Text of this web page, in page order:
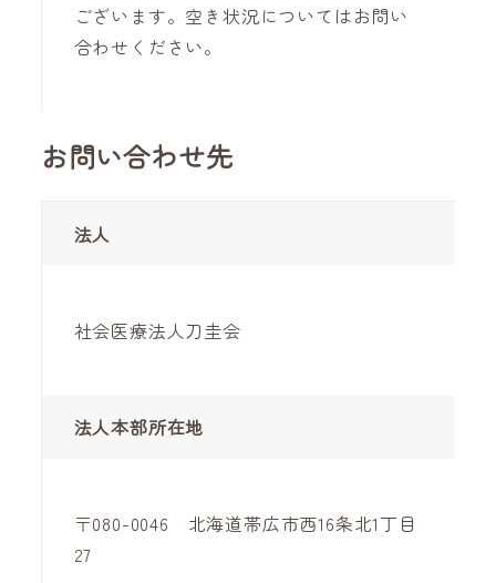
ございます。空き状況についてはお問い
合わせください。
お問い合わせ先
法人
社会医療法人刀圭会
法人本部所在地
〒080-0046 北海道帯広市西16条北1丁目
27